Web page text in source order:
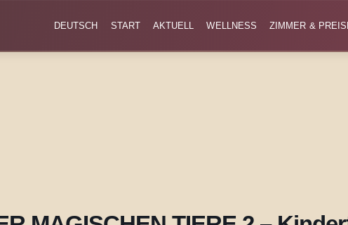
DEUTSCH START AKTUELL WELLNESS ZIMMER &